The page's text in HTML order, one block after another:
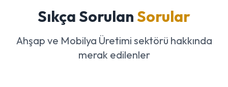
Sıkça SorulanSorular
Ahşap ve Mobilya Üretimi sektörü hakkında
merak edilenler